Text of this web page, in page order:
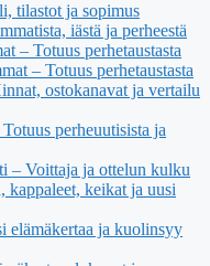
tilastot ja sopimus
iästä ja perheestä
– Totuus perhetaustasta
– Totuus perhetaustasta
ostokanavat ja vertailu
perheuutisista ja
– Voittaja ja ottelun kulku
keikat ja uusi
ja kuolinsyy